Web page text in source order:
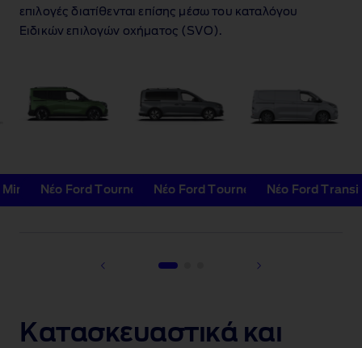
επιλογές διατίθενται επίσης μέσω του καταλόγου
Ειδικών επιλογών οχήματος (SVO).
Νέο Ford Tourneo CourierΝέο Ford Tourneo Connect
Νέο Ford
Κατασκευαστικά και